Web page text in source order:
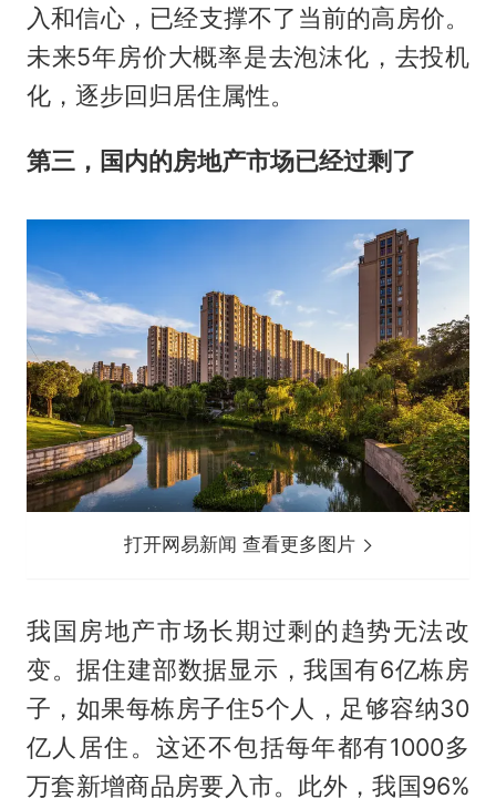
入和信心，已经支撑不了当前的高房价。
未来5年房价大概率是去泡沫化，去投机
化，逐步回归居住属性。
第三，国内的房地产市场已经过剩了
打开网易新闻 查看更多图片
我国房地产市场长期过剩的趋势无法改
变。据住建部数据显示，我国有6亿栋房
子，如果每栋房子住5个人，足够容纳30
亿人居住。这还不包括每年都有1000多
万套新增商品房要入市。此外，我国96%